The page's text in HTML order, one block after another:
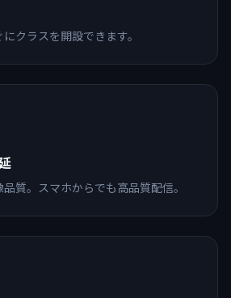
クラスを開設できます。
質。スマホからでも高品質配信。